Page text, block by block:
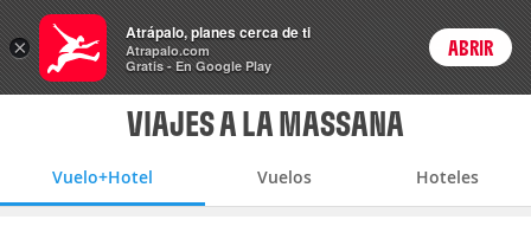
Vuelo+Hotel Precios enPeso
ARSCambiar moneda
Login
VIAJES A LA MASSANA
Vuelo+Hotel Vuelos Hoteles
×
Atrápalo, planes cerca de ti
Atrapalo.com
Gratis - En Google Play
ABRIR